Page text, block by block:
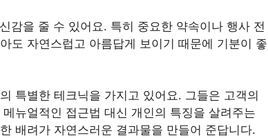
감을 줄 수 있어요. 특히 중요한 약속이나 행사 전
도 자연스럽고 아름답게 보이기 때문에 기분이 좋
특별한 테크닉을 가지고 있어요. 그들은 고객의
뉴얼적인 접근법 대신 개인의 특징을 살려주는
배려가 자연스러운 결과물을 만들어 준답니다.